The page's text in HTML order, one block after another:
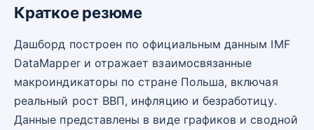
Краткое резюме
Дашборд построен по официальным данным IMF
DataMapper и отражает взаимосвязанные
макроиндикаторы по стране Польша, включая
реальный рост ВВП, инфляцию и безработицу.
Данные представлены в виде графиков и сводной